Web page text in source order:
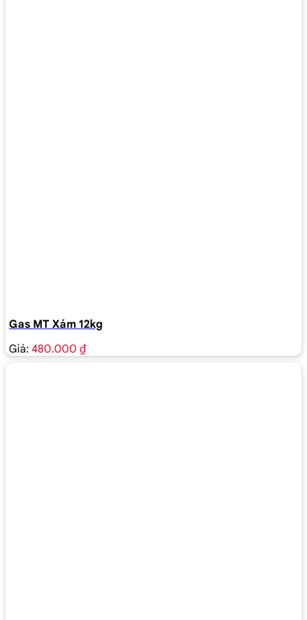
Gas MT Xám 12kg
Giá: 480.000 ₫